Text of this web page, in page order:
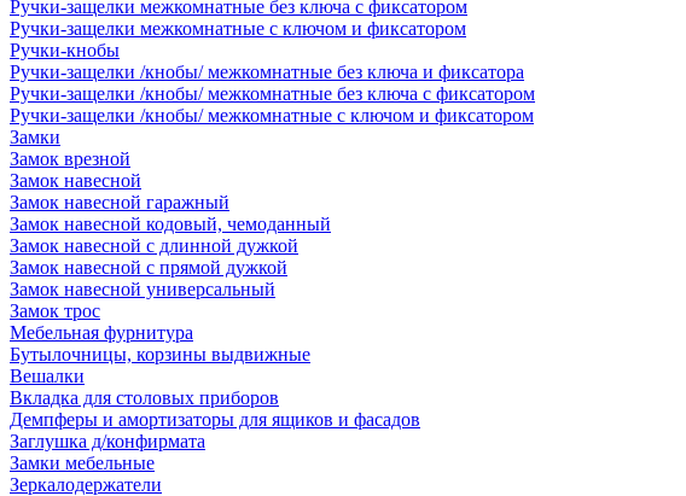
Ручки-защелки межкомнатные без ключа с фиксатором
Ручки-защелки межкомнатные с ключом и фиксатором
Ручки-кнобы
Ручки-защелки /кнобы/ межкомнатные без ключа и фиксатора
Ручки-защелки /кнобы/ межкомнатные без ключа с фиксатором
Ручки-защелки /кнобы/ межкомнатные с ключом и фиксатором
Замки
Замок врезной
Замок навесной
Замок навесной гаражный
Замок навесной кодовый, чемоданный
Замок навесной с длинной дужкой
Замок навесной с прямой дужкой
Замок навесной универсальный
Замок трос
Мебельная фурнитура
Бутылочницы, корзины выдвижные
Вешалки
Вкладка для столовых приборов
Демпферы и амортизаторы для ящиков и фасадов
Заглушка д/конфирмата
Замки мебельные
Зеркалодержатели